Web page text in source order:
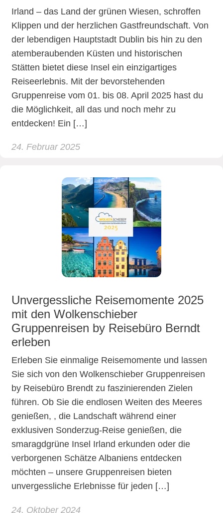
Irland – das Land der grünen Wiesen, schroffen
Klippen und der herzlichen Gastfreundschaft. Von
der lebendigen Hauptstadt Dublin bis hin zu den
atemberaubenden Küsten und historischen
Stätten bietet diese Insel ein einzigartiges
Reiseerlebnis. Mit der bevorstehenden
Gruppenreise vom 01. bis 08. April 2025 hast du
die Möglichkeit, all das und noch mehr zu
entdecken! Ein […]
24. Februar 2025
Unvergessliche Reisemomente 2025
mit den Wolkenschieber
Gruppenreisen by Reisebüro Berndt
erleben
Erleben Sie einmalige Reisemomente und lassen
Sie sich von den Wolkenschieber Gruppenreisen
by Reisebüro Brendt zu faszinierenden Zielen
führen. Ob Sie die endlosen Weiten des Meeres
genießen, , die Landschaft während einer
exklusiven Sonderzug-Reise genießen, die
smaragdgrüne Insel Irland erkunden oder die
verborgenen Schätze Albaniens entdecken
möchten – unsere Gruppenreisen bieten
unvergessliche Erlebnisse für jeden […]
24. Oktober 2024